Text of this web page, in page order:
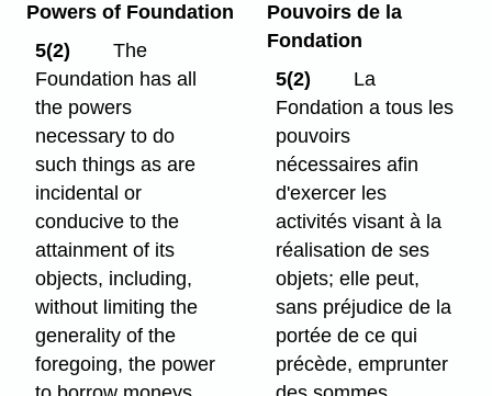
Powers of Foundation
5(2)
The
Foundation has all
the powers
necessary to do
such things as are
incidental or
conducive to the
attainment of its
objects, including,
without limiting the
generality of the
foregoing, the power
Pouvoirs de la
Fondation
5(2)
La
Fondation a tous les
pouvoirs
nécessaires afin
d'exercer les
activités visant à la
réalisation de ses
objets; elle peut,
sans préjudice de la
portée de ce qui
précède, emprunter